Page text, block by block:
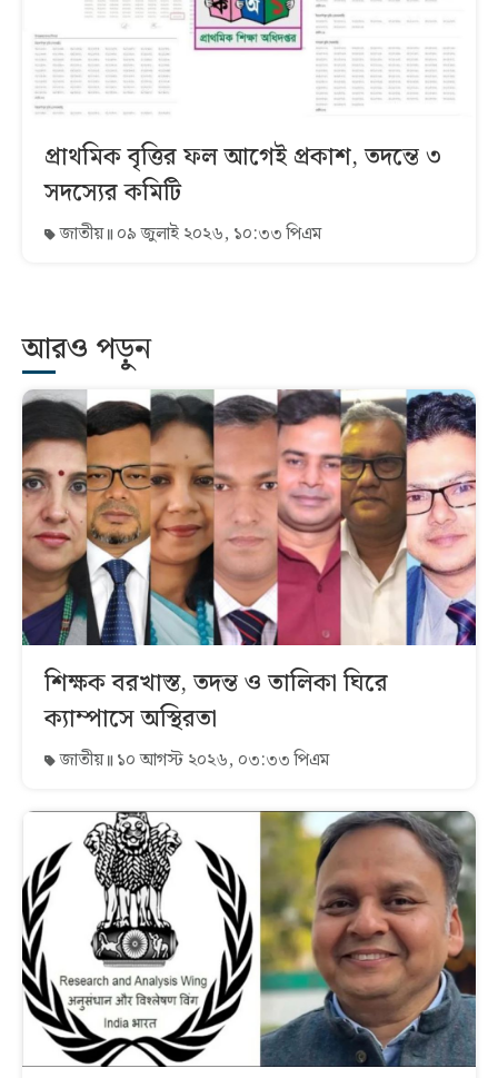
প্রাথমিক বৃত্তির ফল আগেই প্রকাশ, তদন্তে ৩
সদস্যের কমিটি
জাতীয় ০৯ জুলাই ২০২৬, ১০:৩৩ পিএম
আরও পড়ুন
শিক্ষক বরখাস্ত, তদন্ত ও তালিকা ঘিরে
ক্যাম্পাসে অস্থিরতা
জাতীয় ১০ আগস্ট ২০২৬, ০৩:৩৩ পিএম